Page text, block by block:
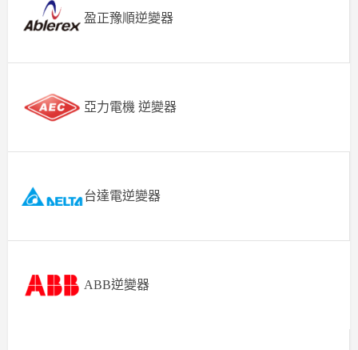
盈正豫順逆變器
亞力電機 逆變器
台達電逆變器
ABB逆變器